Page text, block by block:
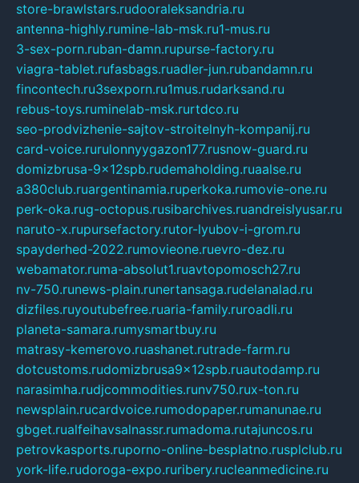
store-brawlstars.rudooraleksandria.ru
antenna-highly.rumine-lab-msk.ru1-mus.ru
3-sex-porn.ruban-damn.rupurse-factory.ru
viagra-tablet.rufasbags.ruadler-jun.rubandamn.ru
fincontech.ru3sexporn.ru1mus.rudarksand.ru
rebus-toys.ruminelab-msk.rurtdco.ru
seo-prodvizhenie-sajtov-stroitelnyh-kompanij.ru
card-voice.rurulonnyygazon177.rusnow-guard.ru
domizbrusa-9x12spb.rudemaholding.ruaalse.ru
a380club.ruargentinamia.ruperkoka.rumovie-one.ru
perk-oka.rug-octopus.rusibarchives.ruandreislyusar.ru
naruto-x.rupursefactory.rutor-lyubov-i-grom.ru
spayderhed-2022.rumovieone.ruevro-dez.ru
webamator.ruma-absolut1.ruavtopomosch27.ru
nv-750.runews-plain.runertansaga.rudelanalad.ru
dizfiles.ruyoutubefree.ruaria-family.ruroadli.ru
planeta-samara.rumysmartbuy.ru
matrasy-kemerovo.ruashanet.rutrade-farm.ru
dotcustoms.rudomizbrusa9x12spb.ruautodamp.ru
narasimha.rudjcommodities.runv750.rux-ton.ru
newsplain.rucardvoice.rumodopaper.rumanunae.ru
gbget.rualfeihavsalnassr.rumadoma.rutajuncos.ru
petrovkasports.ruporno-online-besplatno.rusplclub.ru
york-life.rudoroga-expo.ruribery.rucleanmedicine.ru